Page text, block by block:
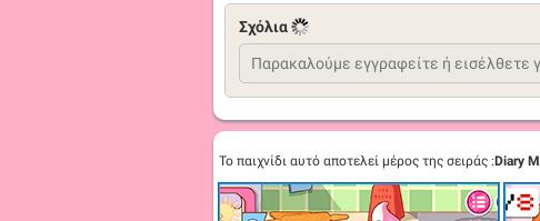
Σχόλια
Το παιχνίδι αυτό αποτελεί μέρος της σειράς :Diary